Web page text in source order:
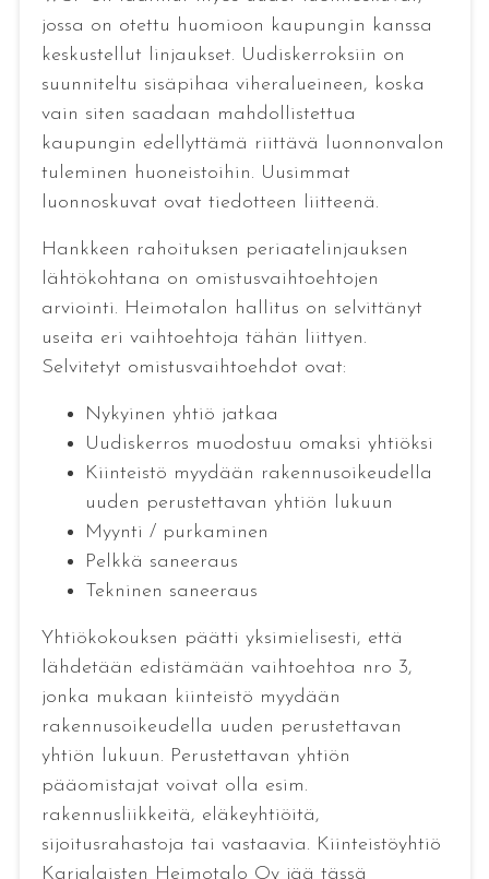
jossa on otettu huomioon kaupungin kanssa
keskustellut linjaukset. Uudiskerroksiin on
suunniteltu sisäpihaa viheralueineen, koska
vain siten saadaan mahdollistettua
kaupungin edellyttämä riittävä luonnonvalon
tuleminen huoneistoihin. Uusimmat
luonnoskuvat ovat tiedotteen liitteenä.
Hankkeen rahoituksen periaatelinjauksen
lähtökohtana on omistusvaihtoehtojen
arviointi. Heimotalon hallitus on selvittänyt
useita eri vaihtoehtoja tähän liittyen.
Selvitetyt omistusvaihtoehdot ovat:
Nykyinen yhtiö jatkaa
Uudiskerros muodostuu omaksi yhtiöksi
Kiinteistö myydään rakennusoikeudella
uuden perustettavan yhtiön lukuun
Myynti / purkaminen
Pelkkä saneeraus
Tekninen saneeraus
Yhtiökokouksen päätti yksimielisesti, että
lähdetään edistämään vaihtoehtoa nro 3,
jonka mukaan kiinteistö myydään
rakennusoikeudella uuden perustettavan
yhtiön lukuun. Perustettavan yhtiön
pääomistajat voivat olla esim.
rakennusliikkeitä, eläkeyhtiöitä,
sijoitusrahastoja tai vastaavia. Kiinteistöyhtiö
Karjalaisten Heimotalo Oy jää tässä